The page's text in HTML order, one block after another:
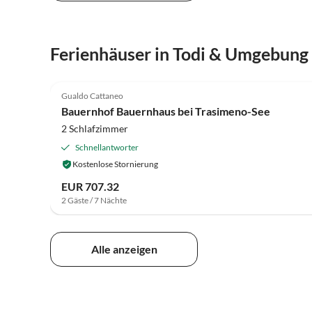
Ferienhäuser in Todi & Umgebung
Gualdo Cattaneo
Bauernhof Bauernhaus bei Trasimeno-See
2 Schlafzimmer
Schnellantworter
Kostenlose Stornierung
EUR 707.32
2 Gäste / 7 Nächte
Alle anzeigen